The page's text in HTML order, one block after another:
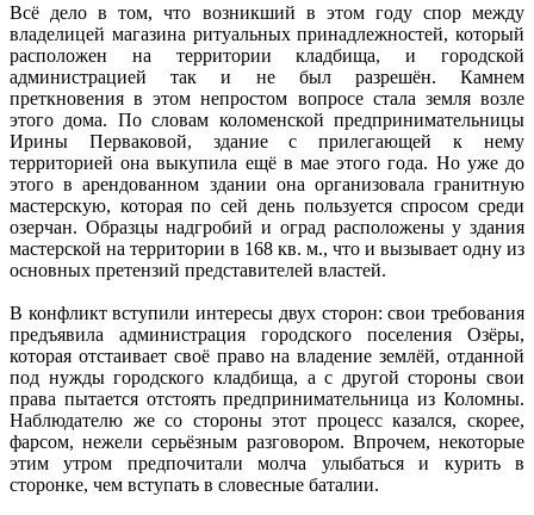
Всё дело в том, что возникший в этом году спор между
владелицей магазина ритуальных принадлежностей, который
расположен на территории кладбища, и городской
администрацией так и не был разрешён. Камнем
преткновения в этом непростом вопросе стала земля возле
этого дома. По словам коломенской предпринимательницы
Ирины Перваковой, здание с прилегающей к нему
территорией она выкупила ещё в мае этого года. Но уже до
этого в арендованном здании она организовала гранитную
мастерскую, которая по сей день пользуется спросом среди
озерчан. Образцы надгробий и оград расположены у здания
мастерской на территории в 168 кв. м., что и вызывает одну из
основных претензий представителей властей.
В конфликт вступили интересы двух сторон: свои требования
предъявила администрация городского поселения Озёры,
которая отстаивает своё право на владение землёй, отданной
под нужды городского кладбища, а с другой стороны свои
права пытается отстоять предпринимательница из Коломны.
Наблюдателю же со стороны этот процесс казался, скорее,
фарсом, нежели серьёзным разговором. Впрочем, некоторые
этим утром предпочитали молча улыбаться и курить в
сторонке, чем вступать в словесные баталии.